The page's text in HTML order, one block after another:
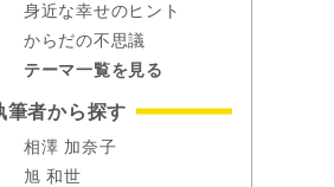
身近な幸せのヒント
からだの不思議
テーマ一覧を見る
筆者から探す
相澤 加奈子
旭 和世